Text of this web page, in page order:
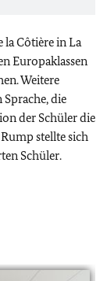
la Côtière in La
Europaklassen
Weitere
die
der Schüler die
stellte sich
Schüler.